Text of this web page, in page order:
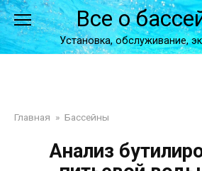
Перейти
к
контенту
Все о
Установка, обслуживание,
Главная » Бассейны
Анализ